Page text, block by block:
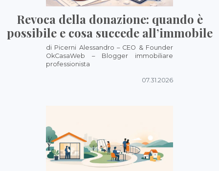
Revoca della donazione: quando è
possibile e cosa succede all’immobile
di Picerni Alessandro – CEO & Founder
OkCasaWeb – Blogger immobiliare
professionista
07.31.2026